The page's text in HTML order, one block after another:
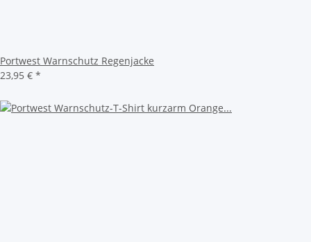
Portwest Warnschutz Regenjacke
23,95 € *